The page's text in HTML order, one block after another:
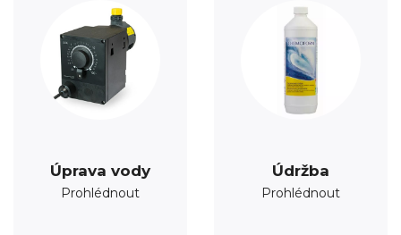
Úprava vody
Prohlédnout
Údržba
Prohlédnout